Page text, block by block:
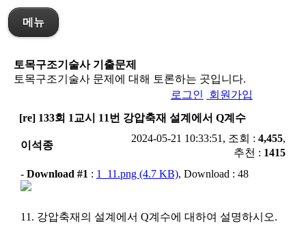
메뉴
토목구조기술사 기출문제
토목구조기술사 문제에 대해 토론하는 곳입니다.
로그인
회원가입
[re] 133회 1교시 11번 강압축재 설계에서 Q계수
이석종
2024-05-21 10:33:51, 조회 : 4,455,
추천 : 1415
- Download #1 : 1_11.png (4.7 KB), Download : 48
11. 강압축재의 설계에서 Q계수에 대하여 설명하시오.